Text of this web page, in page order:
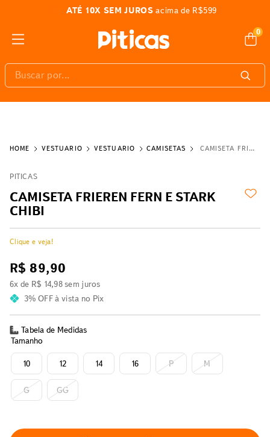
ATÉ 10X SEM JUROS acima de R$599
0
Buscar por...
VESTUÁRIO VESTUÁRIO CAMISETAS CAMISETA FRIEREN FERN E STARK CHIBI
PITICAS
CAMISETA FRIEREN FERN E STARK
CHIBI
Clique e veja!
R$ 89,90
6x de R$ 14,98sem juros
3% OFFà vista no Pix
Tabela de Medidas
Tamanho
16 P
G
M
GG
14
12
10